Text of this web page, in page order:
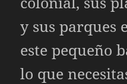
y sus parques
este pequeño
lo que